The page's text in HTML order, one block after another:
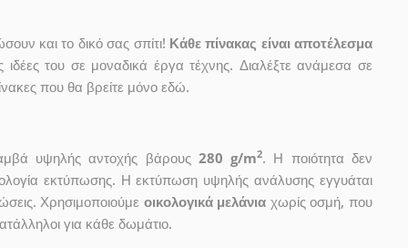
και το δικό σας σπίτι! Κάθε πίνακας είναι αποτέλεσμα
ιδέες του σε μοναδικά έργα τέχνης. Διαλέξτε ανάμεσα σε
που θα βρείτε μόνο εδώ.
υψηλής αντοχής βάρους 280 g/m2. Η ποιότητα δεν
εκτύπωσης. Η εκτύπωση υψηλής ανάλυσης εγγυάται
Χρησιμοποιούμε οικολογικά μελάνια χωρίς οσμή, που
για κάθε δωμάτιο.